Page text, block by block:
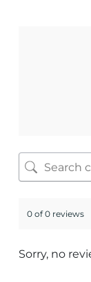
0 of 0 reviews
Sorry, no